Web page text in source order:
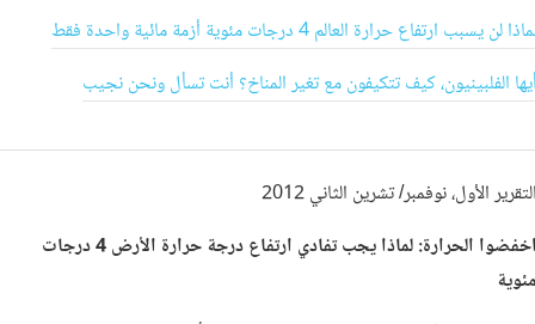
لن يسبب ارتفاع حرارة العالم 4 درجات مئوية أزمة مائية واحدة فقط
الفلبينيون، كيف تتكيفون مع تغير المناخ؟ أنت تسأل ونحن نجيب
الأول، نوفمبر/ تشرين الثاني 2012
اخفضوا الحرارة: لماذا يجب تفادي ارتفاع درجة حرارة الأرض 4 درجات